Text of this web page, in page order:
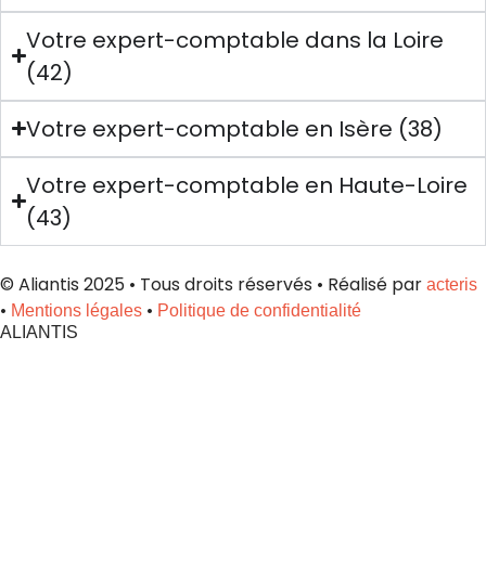
Votre expert-comptable dans la Loire
(42)
Votre expert-comptable en Isère (38)
Votre expert-comptable en Haute-Loire
(43)
© Aliantis 2025 • Tous droits réservés • Réalisé par acteris
• Mentions légales • Politique de confidentialité
ALIANTIS